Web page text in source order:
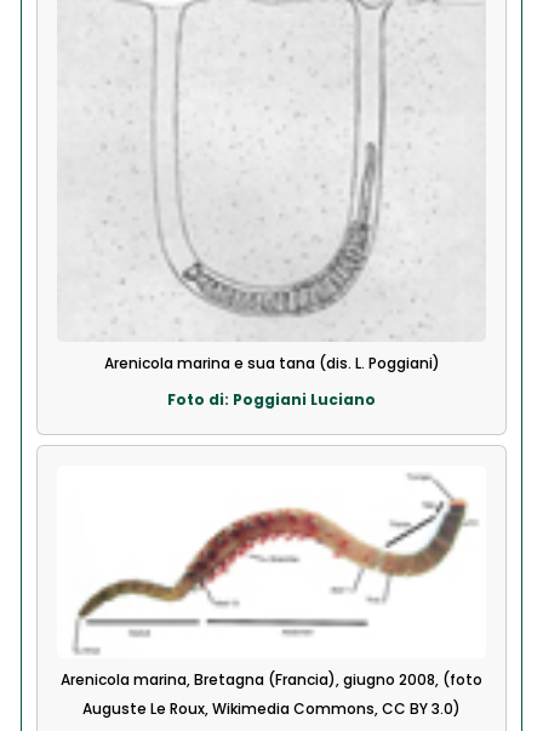
Arenicola marina e sua tana (dis. L. Poggiani)
Foto di: Poggiani Luciano
Arenicola marina, Bretagna (Francia), giugno 2008, (foto
Auguste Le Roux, Wikimedia Commons, CC BY 3.0)